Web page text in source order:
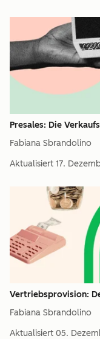
Presales: Die
Fabiana Sbrandolino
Aktualisiert 17.
Vertriebsprovision:
Fabiana Sbrandolino
Aktualisiert 05.